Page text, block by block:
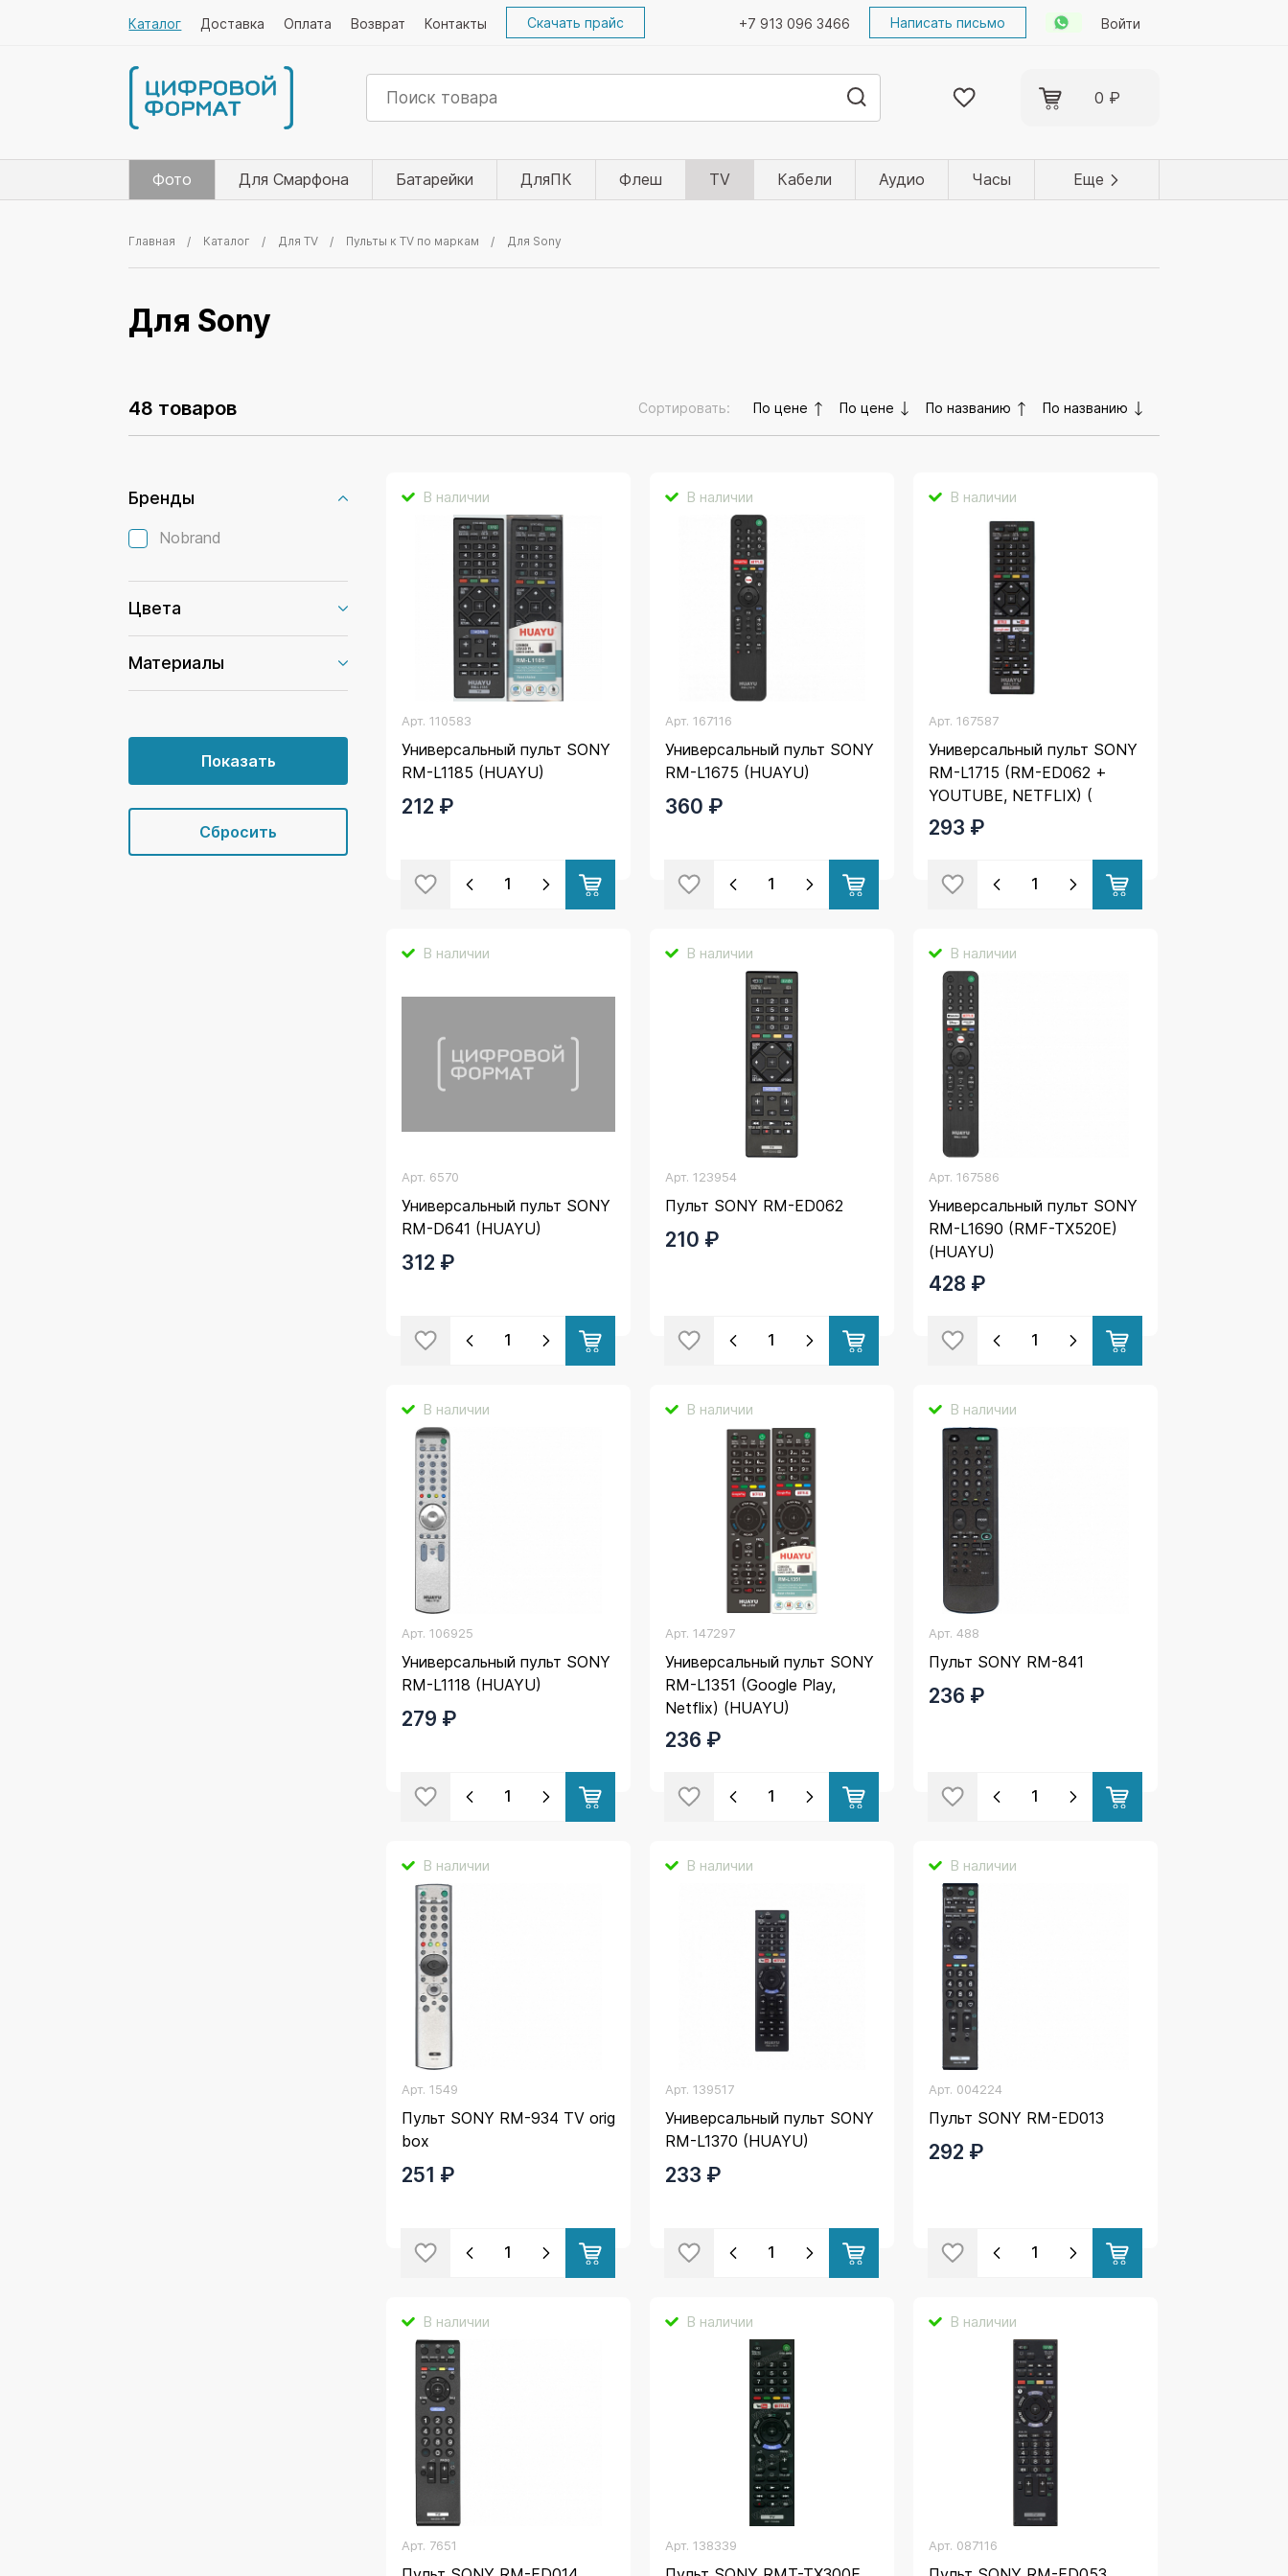
Каталог Доставка Оплата Возврат Контакты Скачать прайс +7 913 096 3466 Написать письмо Войти
0 ₽
Фото Для Смарфона Батарейки ДляПК Флеш TV Кабели Аудио Часы Еще
Главная Каталог Для TV Пульты к TV по маркам Для Sony
Для Sony
48 товаров Сортировать: По цене По цене По названию По названию
Бренды
Nobrand
Цвета
Материалы
В наличии
Арт.110583
Универсальный пульт SONY
RM-L1185 (HUAYU)
212 ₽
В наличии
Арт.167116
Универсальный пульт SONY
RM-L1675 (HUAYU)
360 ₽
В наличии
Арт.167587
Универсальный пульт SONY
RM-L1715 (RM-ED062 +
YOUTUBE, NETFLIX) (
(HUAYU)
293 ₽
В наличии
Арт. 6570
Универсальный пульт SONY
RM-D641 (HUAYU)
312 ₽
В наличии
Арт.123954
Пульт SONY RM-ED062
210 ₽
В наличии
Арт.167586
Универсальный пульт SONY
RM-L1690 (RMF-TX520E)
(HUAYU)
428 ₽
В наличии
Арт.106925
Универсальный пульт SONY
RM-L1118 (HUAYU)
279 ₽
В наличии
Арт.147297
Универсальный пульт SONY
RM-L1351 (Google Play,
Netflix) (HUAYU)
236 ₽
В наличии
Арт.488
Пульт SONY RM-841
236 ₽
В наличии
Арт.1549
Пульт SONY RM-934 TV orig
box
251 ₽
В наличии
Арт.139517
Универсальный пульт SONY
RM-L1370 (HUAYU)
233 ₽
В наличии
Арт. 004224
Пульт SONY RM-ED013
292 ₽
В наличии
Арт. 7651
В наличии
Арт.138339
В наличии
Арт. 087116